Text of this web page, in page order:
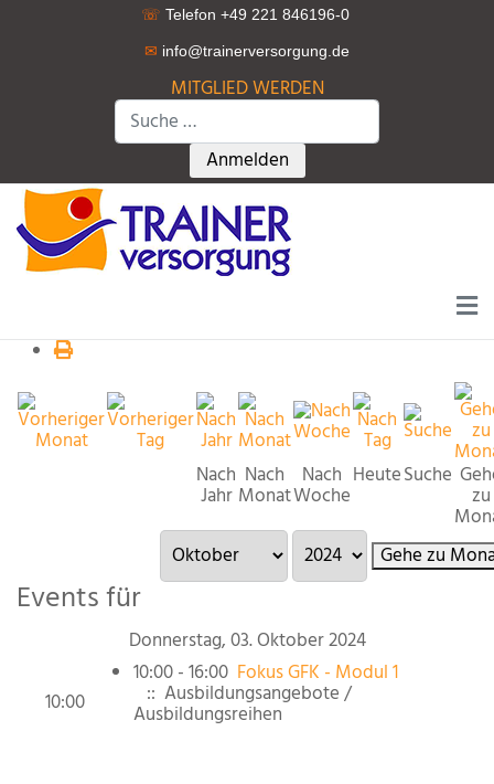
☏ Telefon +49 221 846196-0
✉ info@trainerversorgung.de
MITGLIED WERDEN
Suchen
Type 2 or more characters for
Anmelden
Nach
Jahr
Nach
Monat
Nach
Woche
HeuteSuche
zu
Gehe zu
Events für
Donnerstag, 03. Oktober 2024
10:00
10:00 - 16:00 Fokus GFK - Modul 1
:: Ausbildungsangebote /
Ausbildungsreihen